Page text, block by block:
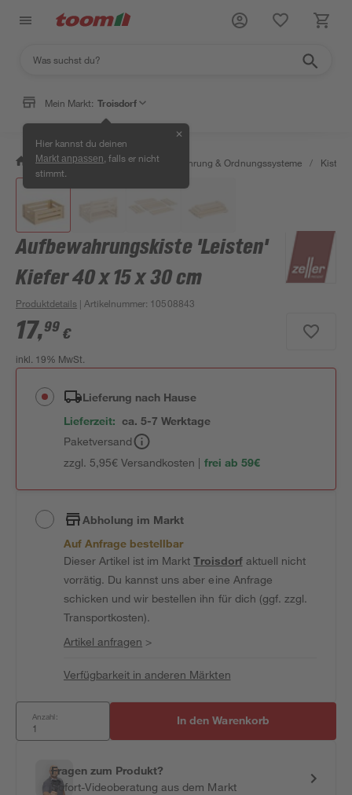
Mein Markt: Troisdorf
Hier kannst du deinen
Markt anpassen , falls er nicht
stimmt.
✕
/ Wohnen & Haushalt / Aufbewahrung & Ordnungssysteme / Kisten
Aufbewahrungskiste 'Leisten'
Kiefer 40 x 15 x 30 cm
Produktdetails | Artikelnummer: 10508843
17,99 €
inkl. 19% MwSt.
Lieferung nach Hause
Lieferzeit: ca. 5-7 Werktage
Paketversand
zzgl. 5,95€ Versandkosten | frei ab 59€
Abholung im Markt
Auf Anfrage bestellbar
Dieser Artikel ist im MarktTroisdorfaktuell nicht
vorrätig. Du kannst uns aber eine Anfrage
schicken und wir bestellen ihn für dich (ggf. zzgl.
Transportkosten).
Artikel anfragen >
Verfügbarkeit in anderen Märkten
Anzahl: In den Warenkorb
Fragen zum Produkt?
Sofort-Videoberatung aus dem Markt